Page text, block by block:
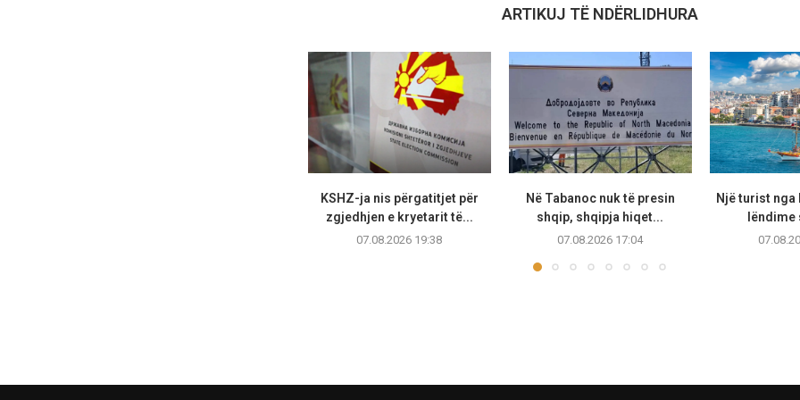
ARTIKUJ TË NDËRLIDHURA
KSHZ-ja nis përgatitjet për
zgjedhjen e kryetarit të...
07.08.2026 19:38
Në Tabanoc nuk të presin
shqip, shqipja hiqet...
07.08.2026 17:04
Një turist nga